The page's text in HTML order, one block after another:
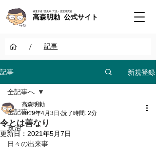
神道学者 / 歴史家 / 天皇・皇室研究者
高森明勅 公式サイト
/ 記事
記事 新規登録
全記事へ
政治
日々の出来事
全記事へ
令とは善なり
高森明勅
2019年4月3日 読了時間: 2分
更新日： 2021年5月7日